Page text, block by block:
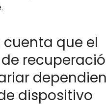
cuenta que el
dispositivo